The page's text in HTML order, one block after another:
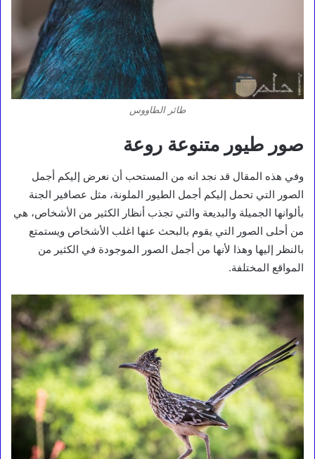
طائر الطاووس
صور طيور متنوعة روعة
وفي هذه المقال قد نجد انه من المستحب أن نعرض إليكم أجمل
الصور التي تحمل إليكم أجمل الطيور الملونة، مثل عصافير الجنة
بألوانها الجميلة والبديعة والتي تجذب أنظار الكثير من الأشخاص، هي
من أحلى الصور التي يقوم بالبحث عنها اغلب الأشخاص ويستمتع
بالنظر إليها وهذا لأنها من أجمل الصور الموجودة في الكثير من
المواقع المختلفة.